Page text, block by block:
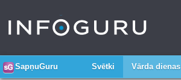
SapņuGuru Svētki Vārda dienas